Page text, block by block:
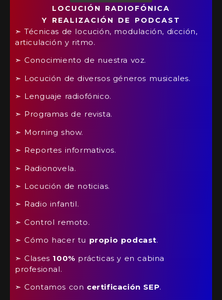
LOCUCIÓN RADIOFÓNICA
Y REALIZACIÓN DE PODCAST
➣ Técnicas de locución, modulación, dicción,
articulación y ritmo.
➣ Conocimiento de nuestra voz.
➣ Locución de diversos géneros musicales.
➣ Lenguaje radiofónico.
➣ Programas de revista.
➣ Morning show.
➣ Reportes informativos.
➣ Radionovela.
➣ Locución de noticias.
➣ Radio infantil.
➣ Control remoto.
➣ Cómo hacer tu propio podcast.
➣ Clases 100% prácticas y en cabina
profesional.
➣ Contamos con certificación SEP.